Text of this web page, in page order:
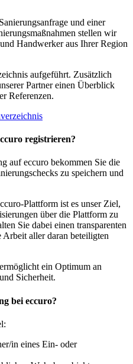
und einer
stellen wir
Handwerker aus Ihrer Region
aufgeführt. Zusätzlich
Partner einen Überblick
Referenzen.
registrieren?
auf eccuro bekommen Sie die
zu speichern und
Plattform ist es unser Ziel,
über die Plattform zu
Sie dabei einen transparenten
aller daran beteiligten
ein Optimum an
Sicherheit.
bei eccuro?
in eines Ein- oder